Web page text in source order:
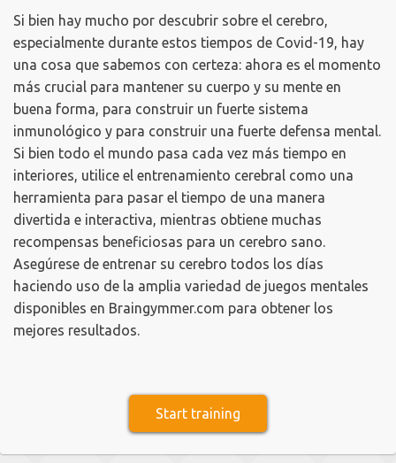
Si bien hay mucho por descubrir sobre el cerebro,
especialmente durante estos tiempos de Covid-19, hay
una cosa que sabemos con certeza: ahora es el momento
más crucial para mantener su cuerpo y su mente en
buena forma, para construir un fuerte sistema
inmunológico y para construir una fuerte defensa mental.
Si bien todo el mundo pasa cada vez más tiempo en
interiores, utilice el entrenamiento cerebral como una
herramienta para pasar el tiempo de una manera
divertida e interactiva, mientras obtiene muchas
recompensas beneficiosas para un cerebro sano.
Asegúrese de entrenar su cerebro todos los días
haciendo uso de la amplia variedad de juegos mentales
disponibles en Braingymmer.com para obtener los
mejores resultados.
Start training